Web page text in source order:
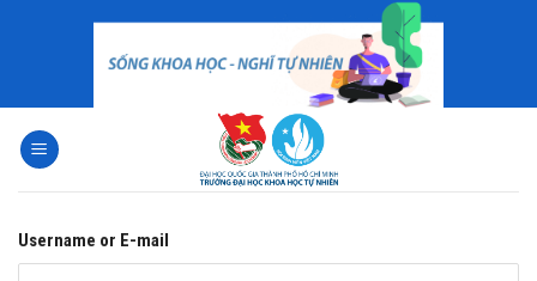
Username or E-mail